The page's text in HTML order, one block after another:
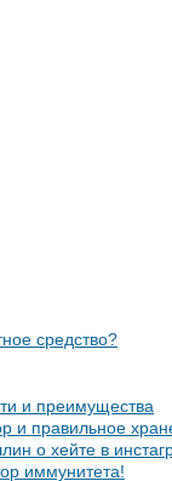
средство?
и преимущества
правильное
о хейте в
иммунитета!